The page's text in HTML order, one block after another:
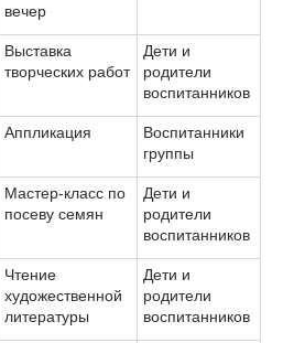
вечер
Выставка
творческих работ
Дети и
родители
воспитанников
Аппликация
Воспитанники
группы
Мастер-класс по
посеву семян
Дети и
родители
воспитанников
Чтение
художественной
литературы
Дети и
родители
воспитанников